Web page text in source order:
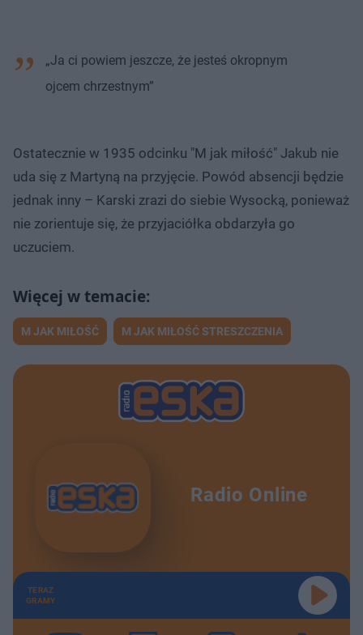
„Ja ci powiem jeszcze, że jesteś okropnym
ojcem chrzestnym”
Ostatecznie w 1935 odcinku "M jak miłość" Jakub nie
uda się z Martyną na przyjęcie. Powód absencji będzie
jednak inny – Karski zrazi do siebie Wysocką, ponieważ
nie zorientuje się, że przyjaciółka obdarzyła go
uczuciem.
M JAK MIŁOŚĆ M JAK MIŁOŚĆ STRESZCZENIA
Radio Online
TERAZ
GRAMY